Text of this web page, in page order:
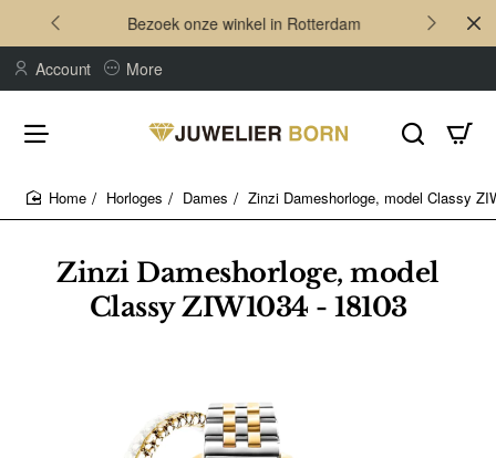
Bezoek onze winkel in Rotterdam
Account More
Zinzi Dameshorloge, model
Classy ZIW1034 - 18103
Horloges Dames Zinzi Dameshorloge, model Classy